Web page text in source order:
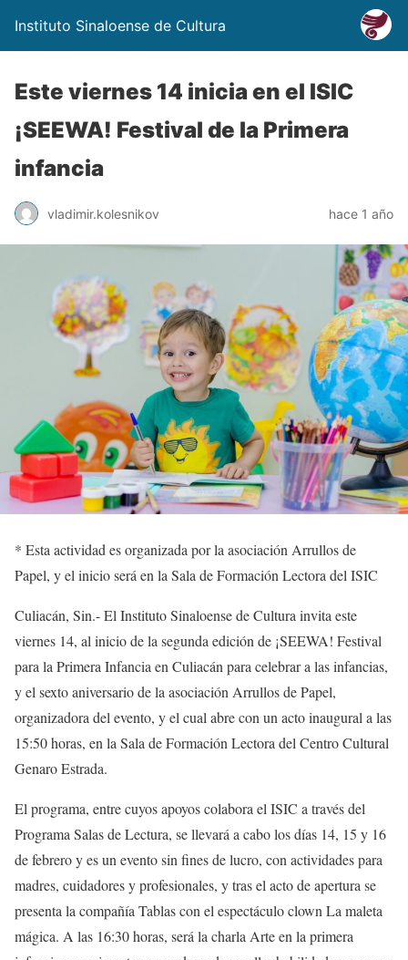
Instituto Sinaloense de Cultura
Este viernes 14 inicia en el ISIC
¡SEEWA! Festival de la Primera
infancia
vladimir.kolesnikov hace 1 año
* Esta actividad es organizada por la asociación Arrullos de
Papel, y el inicioserá en la Sala de Formación Lectora del ISIC
Culiacán, Sin.-El Instituto Sinaloense de Cultura invita este
viernes 14, al inicio dela segunda edición de ¡SEEWA! Festival
para la Primera Infancia en Culiacán para celebrar a las infancias,
yel sexto aniversario dela asociación Arrullos de Papel,
organizadora del evento, y el cual abre con un actoinaugural a las
15:50horas, en la Sala de Formación Lectora del Centro Cultural
Genaro Estrada.
El programa, entre cuyos apoyos colabora el ISIC a través del
Programa Salas de Lectura, sellevará a cabo los días 14, 15 y 16
de febreroyes un evento sin fines delucro, con actividades para
madres, cuidadores y profesionales, ytras el acto de apertura se
presenta la compañía Tablas con el espectáculo clown La maleta
mágica. A las 16:30 horas, será la charla Arte en la primera